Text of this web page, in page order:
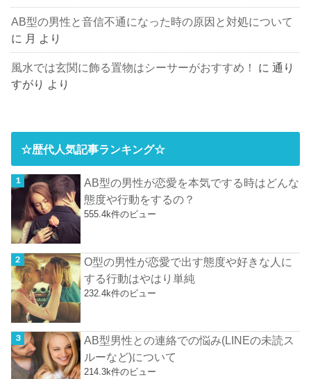
AB型の男性と音信不通になった時の原因と対処について
に 月 より
風水では玄関に飾る置物はシーサーがおすすめ！ に通り
すがり より
☆歴代人気記事ランキング☆
AB型の男性が恋愛を本気でする時はどんな
態度や行動をするの？
555.4k件のビュー
O型の男性が恋愛で出す態度や好きな人に
する行動はやはり単純
232.4k件のビュー
AB型男性との連絡での悩み(LINEの未読ス
ルーなど)について
214.3k件のビュー